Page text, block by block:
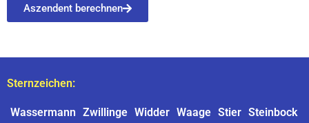
Aszendent berechnen
Sternzeichen:
Wassermann Zwillinge Widder Waage Stier Steinbock